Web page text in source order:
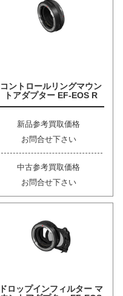
コントロールリングマウン
トアダプター EF-EOS R
新品参考買取価格
お問合せ下さい
中古参考買取価格
お問合せ下さい
ドロップインフィルター マ